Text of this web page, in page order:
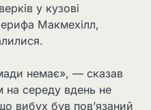
у кузові
Макмехілл,
немає», — сказав
середу вдень не
вибух був пов’язаний